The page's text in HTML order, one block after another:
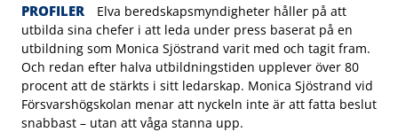
PROFILER
Elva beredskapsmyndigheter håller på att
utbilda sina chefer i att leda under press baserat på en
utbildning som Monica Sjöstrand varit med och tagit fram.
Och redan efter halva utbildningstiden upplever över 80
procent att de stärkts i sitt ledarskap. Monica Sjöstrand vid
Försvarshögskolan menar att nyckeln inte är att fatta beslut
snabbast – utan att våga stanna upp.